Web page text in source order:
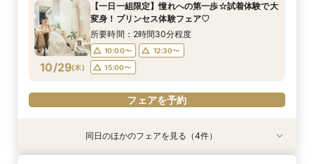
10/27(火
所要時間：2時間30分程度
15:00〜
フェアを予約
10/27(火
10:00〜
12:30〜
15:00〜
フェアを予約
10/27(火
10:00〜
13:00〜
16:00〜
フェアを予約
10/27(火
10:00〜
12:30〜
15:00〜
フェアを予約
10/29(木)
【一日一組限定】憧れへの第一歩☆試着体験で大
変身！プリンセス体験フェア♡
所要時間：2時間30分程度
10:00〜
12:30〜
15:00〜
フェアを予約
衣装試着 特典あり
衣装試着 特典あり
衣装試着 特典あり
同日のほかのフェアを見る（4件）